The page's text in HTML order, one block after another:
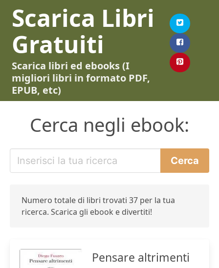
Scarica Libri
Gratuiti
Scarica libri ed ebooks (I
migliori libri in formato PDF,
EPUB, etc)
Cerca negli ebook:
Numero totale di libri trovati 37 per la tua
ricerca. Scarica gli ebook e divertiti!
Pensare altrimenti